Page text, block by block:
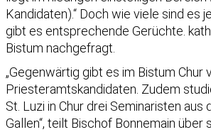
Kandidaten).“ Doch wie viele sind es
gibt es entsprechende Gerüchte.
Bistum nachgefragt.
„Gegenwärtig gibt es im Bistum Chur
Priesteramtskandidaten. Zudem
St. Luzi in Chur drei Seminaristen aus
Gallen“, teilt Bischof Bonnemain über